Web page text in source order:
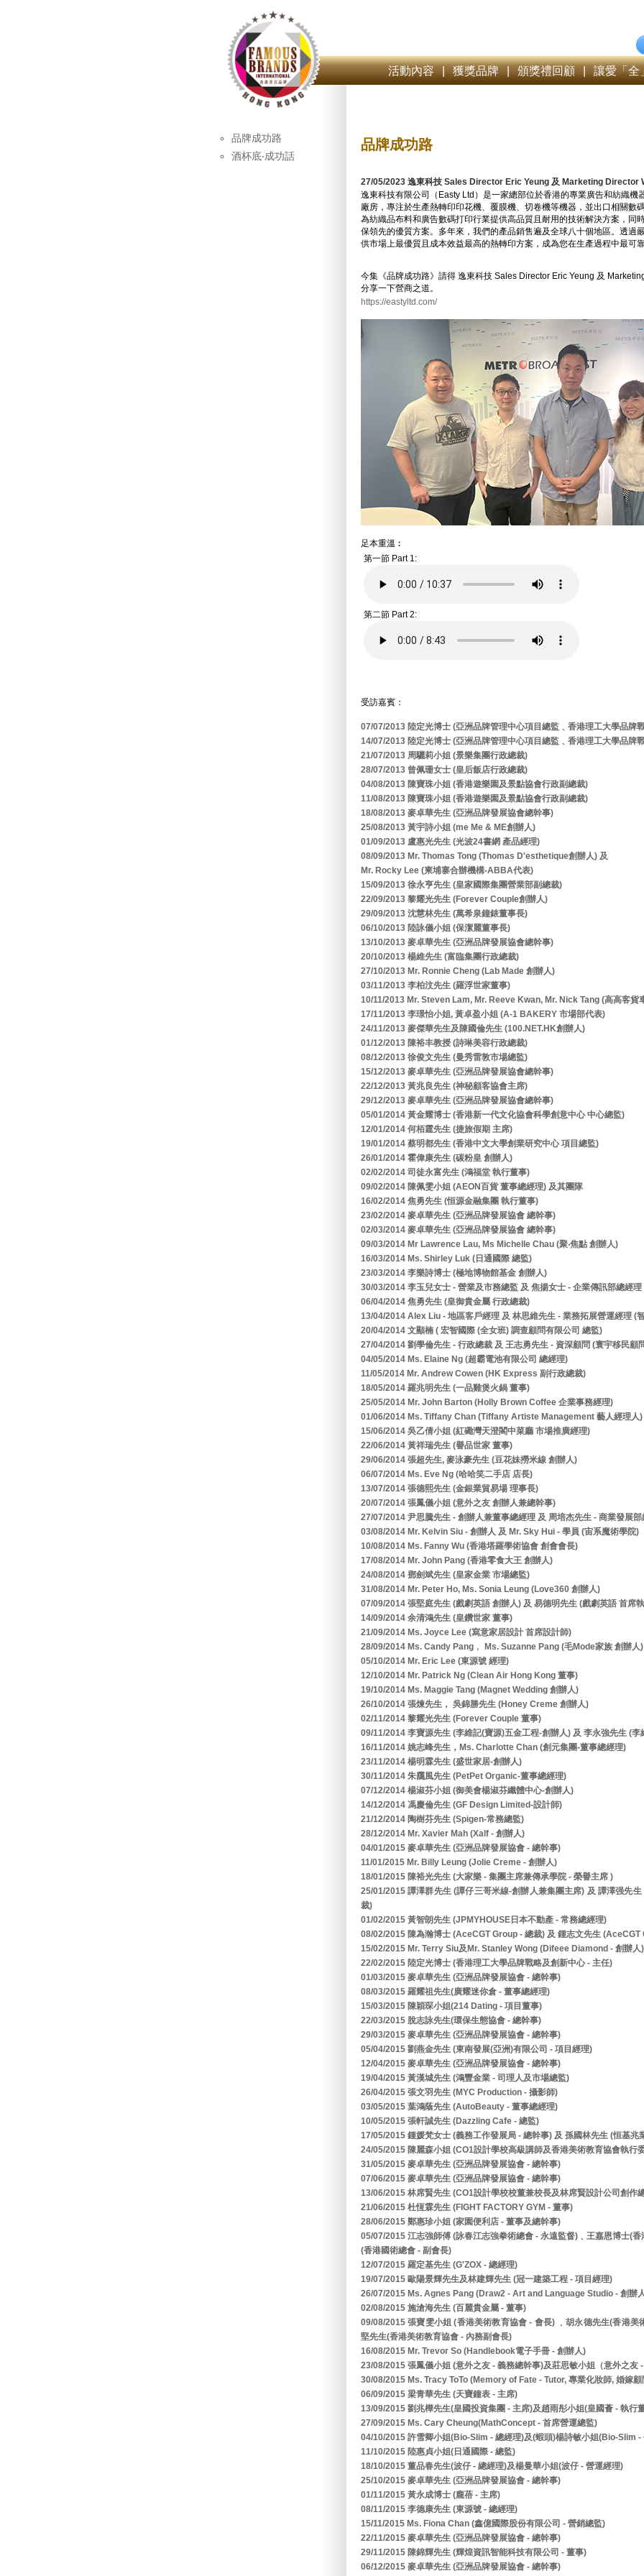
活動內容 | 獲獎品牌 | 頒獎禮回顧 | 讓愛「全
品牌成功路
酒杯底‧成功話
品牌成功路
27/05/2023 逸東科技 Sales Director Eric Yeung 及 Marketing Director
逸東科技有限公司（Easty Ltd）是一家總部位於香港的專業廣告和紡織機
廠房，專注於生產熱轉印印花機、覆膜機、切卷機等機器，並出口相關數
為紡織品布料和廣告數碼打印行業提供高品質且耐用的技術解決方案，同
保領先的優質方案。多年來，我們的產品銷售遍及全球八十個地區。透過
供市場上最優質且成本效益最高的熱轉印方案，成為您在生產過程中最可靠
今集《品牌成功路》請得 逸東科技 Sales Director Eric Yeung 及
分享一下營商之道。
https://eastyltd.com/
足本重溫︰
第一節 Part 1:
第二節 Part 2:
受訪嘉賓：
07/07/2013 陸定光博士 (亞洲品牌管理中心項目總監﹑香港理工大學品牌
14/07/2013 陸定光博士 (亞洲品牌管理中心項目總監﹑香港理工大學品牌
21/07/2013 周驪莉小姐 (景樂集團行政總裁)
28/07/2013 曾佩珊女士 (皇后飯店行政總裁)
04/08/2013 陳寶珠小姐 (香港遊樂園及景點協會行政副總裁)
11/08/2013 陳寶珠小姐 (香港遊樂園及景點協會行政副總裁)
18/08/2013 麥卓華先生 (亞洲品牌發展協會總幹事)
25/08/2013 黃宇詩小姐 (me Me & ME創辦人)
01/09/2013 盧惠光先生 (光波24書網 產品經理)
08/09/2013 Mr. Thomas Tong (Thomas D'esthetique創辦人) 及
Mr. Rocky Lee (柬埔寨合辦機構-ABBA代表)
15/09/2013 徐永亨先生 (皇家國際集團營業部副總裁)
22/09/2013 黎耀光先生 (Forever Couple創辦人)
29/09/2013 沈慧林先生 (萬希泉鐘錶董事長)
06/10/2013 陸詠儀小姐 (保潔麗董事長)
13/10/2013 麥卓華先生 (亞洲品牌發展協會總幹事)
20/10/2013 楊維先生 (富臨集團行政總裁)
27/10/2013 Mr. Ronnie Cheng (Lab Made 創辦人)
03/11/2013 李柏汶先生 (羅浮世家董事)
10/11/2013 Mr. Steven Lam, Mr. Reeve Kwan, Mr. Nick Tang (高高客貨
17/11/2013 李璟怡小姐, 黃卓盈小姐 (A-1 BAKERY 市場部代表)
24/11/2013 麥傑華先生及陳國倫先生 (100.NET.HK創辦人)
01/12/2013 陳裕丰教授 (詩琳美容行政總裁)
08/12/2013 徐俊文先生 (曼秀雷敦市場總監)
15/12/2013 麥卓華先生 (亞洲品牌發展協會總幹事)
22/12/2013 黃兆良先生 (神秘顧客協會主席)
29/12/2013 麥卓華先生 (亞洲品牌發展協會總幹事)
05/01/2014 黃金耀博士 (香港新一代文化協會科學創意中心 中心總監)
12/01/2014 何栢霆先生 (捷旅假期 主席)
19/01/2014 蔡明都先生 (香港中文大學創業研究中心 項目總監)
26/01/2014 霍偉康先生 (碳粉皇 創辦人)
02/02/2014 司徒永富先生 (鴻福堂 執行董事)
09/02/2014 陳佩雯小姐 (AEON百貨 董事總經理) 及其團隊
16/02/2014 焦勇先生 (恒源金融集團 執行董事)
23/02/2014 麥卓華先生 (亞洲品牌發展協會 總幹事)
02/03/2014 麥卓華先生 (亞洲品牌發展協會 總幹事)
09/03/2014 Mr Lawrence Lau, Ms Michelle Chau (聚‧焦點 創辦人)
16/03/2014 Ms. Shirley Luk (日通國際 總監)
23/03/2014 李樂詩博士 (極地博物館基金 創辦人)
30/03/2014 李玉兒女士 - 營業及市務總監 及 焦揚女士 - 企業傳訊部總經
06/04/2014 焦勇先生 (皇御貴金屬 行政總裁)
13/04/2014 Alex Liu - 地區客戶經理 及 林思維先生 - 業務拓展營運經理 (
20/04/2014 文顯楠 ( 宏智國際 (全女班) 調查顧問有限公司 總監)
27/04/2014 劉學倫先生 - 行政總裁 及 王志勇先生 - 資深顧問 (寰宇移民顧
04/05/2014 Ms. Elaine Ng (超霸電池有限公司 總經理)
11/05/2014 Mr. Andrew Cowen (HK Express 副行政總裁)
18/05/2014 羅兆明先生 (一品雞煲火鍋 董事)
25/05/2014 Mr. John Barton (Holly Brown Coffee 企業事務經理)
01/06/2014 Ms. Tiffany Chan (Tiffany Artiste Management 藝人經理人)
15/06/2014 吳乙倩小姐 (紅磡灣天澄閣中菜廳 市場推廣經理)
22/06/2014 黃祥瑞先生 (譽品世家 董事)
29/06/2014 張超先生, 麥泳豪先生 (豆花妹撈米線 創辦人)
06/07/2014 Ms. Eve Ng (哈哈笑二手店 店長)
13/07/2014 張德熙先生 (金銀業貿易場 理事長)
20/07/2014 張鳳儀小姐 (意外之友 創辦人兼總幹事)
27/07/2014 尹思騰先生 - 創辦人兼董事總經理 及 周培杰先生 - 商業發展
03/08/2014 Mr. Kelvin Siu - 創辦人 及 Mr. Sky Hui - 學員 (宙系魔術學院)
10/08/2014 Ms. Fanny Wu (香港塔羅學術協會 創會會長)
17/08/2014 Mr. John Pang (香港零食大王 創辦人)
24/08/2014 鄧劍斌先生 (皇家金業 市場總監)
31/08/2014 Mr. Peter Ho, Ms. Sonia Leung (Love360 創辦人)
07/09/2014 張堅庭先生 (戲劇英語 創辦人) 及 易德明先生 (戲劇英語 首席
14/09/2014 余清鴻先生 (皇鑽世家 董事)
21/09/2014 Ms. Joyce Lee (寫意家居設計 首席設計師)
28/09/2014 Ms. Candy Pang﹐ Ms. Suzanne Pang (毛Mode家族 創辦人)
05/10/2014 Mr. Eric Lee (東源號 經理)
12/10/2014 Mr. Patrick Ng (Clean Air Hong Kong 董事)
19/10/2014 Ms. Maggie Tang (Magnet Wedding 創辦人)
26/10/2014 張煉先生， 吳錦勝先生 (Honey Creme 創辦人)
02/11/2014 黎耀光先生 (Forever Couple 董事)
09/11/2014 李寶源先生 (李維記(寶源)五金工程-創辦人) 及 李永強先生 (
16/11/2014 姚志峰先生，Ms. Charlotte Chan (創元集團-董事總經理)
23/11/2014 楊明霖先生 (盛世家居-創辦人)
30/11/2014 朱靄風先生 (PetPet Organic-董事總經理)
07/12/2014 楊淑芬小姐 (御美會楊淑芬纖體中心-創辦人)
14/12/2014 馮慶倫先生 (GF Design Limited-設計師)
21/12/2014 陶樹芬先生 (Spigen-常務總監)
28/12/2014 Mr. Xavier Mah (Xalf - 創辦人)
04/01/2015 麥卓華先生 (亞洲品牌發展協會 - 總幹事)
11/01/2015 Mr. Billy Leung (Jolie Creme - 創辦人)
18/01/2015 陳裕光先生 (大家樂 - 集團主席兼傳承學院 - 榮譽主席 )
25/01/2015 譚澤群先生 (譚仔三哥米線-創辦人兼集團主席) 及 譚澤强先
裁)
01/02/2015 黃智朗先生 (JPMYHOUSE日本不動產 - 常務總經理)
08/02/2015 陳為瀚博士 (AceCGT Group - 總裁) 及 鍾志文先生 (AceCGT
15/02/2015 Mr. Terry Siu及Mr. Stanley Wong (Difeee Diamond - 創辦人)
22/02/2015 陸定光博士 (香港理工大學品牌戰略及創新中心 - 主任)
01/03/2015 麥卓華先生 (亞洲品牌發展協會 - 總幹事)
08/03/2015 羅耀祖先生(廣耀迷你倉 - 董事總經理)
15/03/2015 陳穎琛小姐(214 Dating - 項目董事)
22/03/2015 脫志詠先生(環保生態協會 - 總幹事)
29/03/2015 麥卓華先生 (亞洲品牌發展協會 - 總幹事)
05/04/2015 劉燕金先生 (東南發展(亞洲)有限公司 - 項目經理)
12/04/2015 麥卓華先生 (亞洲品牌發展協會 - 總幹事)
19/04/2015 黃漢城先生 (鴻豐金業 - 司理人及市場總監)
26/04/2015 張文羽先生 (MYC Production - 攝影師)
03/05/2015 葉鴻蔭先生 (AutoBeauty - 董事總經理)
10/05/2015 張軒誠先生 (Dazzling Cafe - 總監)
17/05/2015 鍾媛梵女士 (義務工作發展局 - 總幹事) 及 孫國林先生 (恒基兆
24/05/2015 陳麗森小姐 (CO1設計學校高級講師及香港美術教育協會執行
31/05/2015 麥卓華先生 (亞洲品牌發展協會 - 總幹事)
07/06/2015 麥卓華先生 (亞洲品牌發展協會 - 總幹事)
13/06/2015 林席賢先生 (CO1設計學校校董兼校長及林席賢設計公司創作
21/06/2015 杜恆霖先生 (FIGHT FACTORY GYM - 董事)
28/06/2015 鄭惠珍小姐 (家園便利店 - 董事及總幹事)
05/07/2015 江志強師傅 (詠春江志強拳術總會 - 永遠監督)﹑王嘉恩博士(
(香港國術總會 - 副會長)
12/07/2015 羅定基先生 (G'ZOX - 總經理)
19/07/2015 歐陽景輝先生及林建輝先生 (冠一建築工程 - 項目經理)
26/07/2015 Ms. Agnes Pang (Draw2 - Art and Language Studio - 創辦
02/08/2015 施滄海先生 (百麗貴金屬 - 董事)
09/08/2015 張寶雯小姐 (香港美術教育協會 - 會長) ﹑胡永德先生(香港美
堅先生(香港美術教育協會 - 內務副會長)
16/08/2015 Mr. Trevor So (Handlebook電子手冊 - 創辦人)
23/08/2015 張鳳儀小姐 (意外之友 - 義務總幹事)及莊思敏小姐（意外之友 -
30/08/2015 Ms. Tracy ToTo (Memory of Fate - Tutor, 專業化妝師, 婚嫁顧
06/09/2015 梁青華先生 (天寶鐘表 - 主席)
13/09/2015 劉兆樺先生(皇國投資集團 - 主席)及趙雨彤小姐(皇國薈 - 執行
27/09/2015 Ms. Cary Cheung(MathConcept - 首席營運總監)
04/10/2015 許雪卿小姐(Bio-Slim - 總經理)及(蝦頭)楊詩敏小姐(Bio-Slim -
11/10/2015 陸惠貞小姐(日通國際 - 總監)
18/10/2015 董品春先生(波仔 - 總經理)及楊曼華小姐(波仔 - 營運經理)
25/10/2015 麥卓華先生 (亞洲品牌發展協會 - 總幹事)
01/11/2015 黃永成博士 (龐蓓 - 主席)
08/11/2015 李德康先生 (東源號 - 總經理)
15/11/2015 Ms. Fiona Chan (鑫億國際股份有限公司 - 營銷總監)
22/11/2015 麥卓華先生 (亞洲品牌發展協會 - 總幹事)
29/11/2015 陳錦輝先生 (輝煌資訊智能科技有限公司 - 董事)
06/12/2015 麥卓華先生 (亞洲品牌發展協會 - 總幹事)